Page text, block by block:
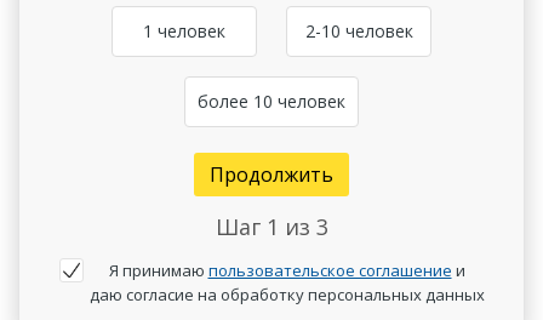
1 человек 2-10 человек
более 10 человек
Продолжить
Шаг 1 из 3
Я принимаю пользовательское соглашение и
даю согласие на обработку персональных данных